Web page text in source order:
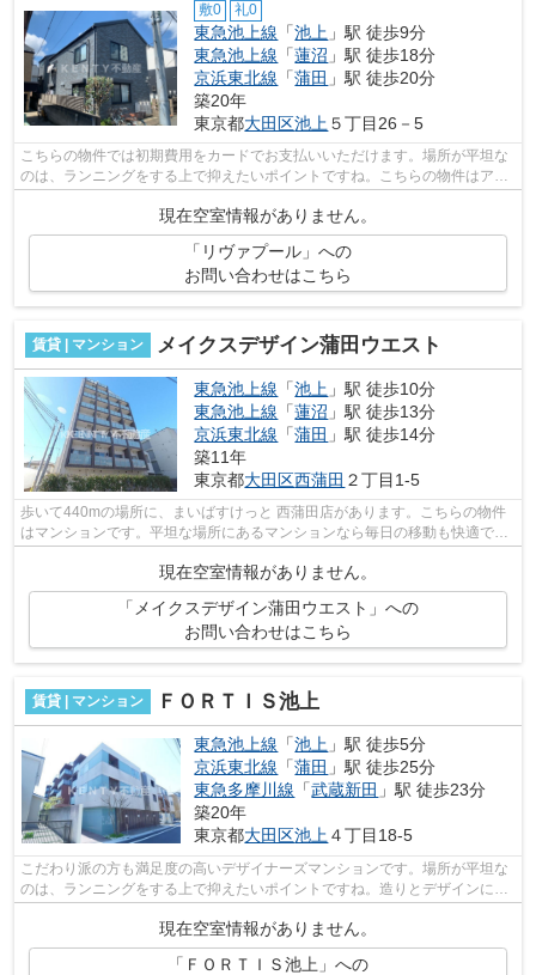
敷0 礼0
東急池上線 「池上 」駅 徒歩9分
東急池上線 「蓮沼 」駅 徒歩18分
京浜東北線 「蒲田 」駅 徒歩20分
築20年
東京都大田区池上５丁目26－5
こちらの物件では初期費用をカードでお支払いいただけます。場所が平坦な
のは、ランニングをする上で抑えたいポイントですね。こちらの物件はアパ
現在空室情報がありません。
「リヴァプール」への
お問い合わせはこちら
賃貸 | マンション メイクスデザイン蒲田ウエスト
東急池上線 「池上 」駅 徒歩10分
東急池上線 「蓮沼 」駅 徒歩13分
京浜東北線 「蒲田 」駅 徒歩14分
築11年
東京都大田区西蒲田 ２丁目1-5
歩いて440mの場所に、まいばすけっと 西蒲田店があります。こちらの物件
はマンションです。平坦な場所にあるマンションなら毎日の移動も快適で
現在空室情報がありません。
「メイクスデザイン蒲田ウエスト」への
お問い合わせはこちら
賃貸 | マンション ＦＯＲＴＩＳ池上
東急池上線 「池上 」駅 徒歩5分
京浜東北線 「蒲田 」駅 徒歩25分
東急多摩川線 「武蔵新田 」駅 徒歩23分
築20年
東京都大田区池上４丁目18-5
こだわり派の方も満足度の高いデザイナーズマンションです。場所が平坦な
のは、ランニングをする上で抑えたいポイントですね。造りとデザインに関
現在空室情報がありません。
「ＦＯＲＴＩＳ池上」への